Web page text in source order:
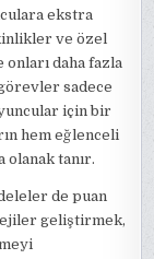
ekstra
ve özel
daha fazla
sadece
için bir
hem eğlenceli
olanak tanır.
de puan
geliştirmek,